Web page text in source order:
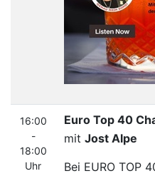
16:00
-
18:00
Uhr
Euro Top 40
mit Jost Alpe
Bei EURO TOP